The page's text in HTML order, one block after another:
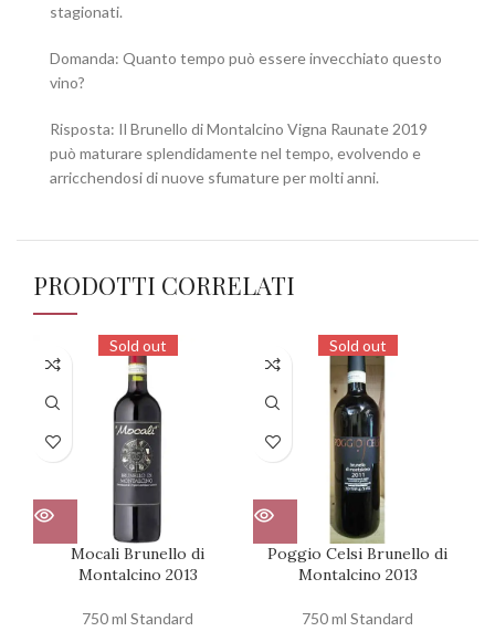
stagionati.
Domanda: Quanto tempo può essere invecchiato questo
vino?
Risposta: Il Brunello di Montalcino Vigna Raunate 2019
può maturare splendidamente nel tempo, evolvendo e
arricchendosi di nuove sfumature per molti anni.
PRODOTTI CORRELATI
Sold out
Mocali Brunello di
Montalcino 2013
750 ml Standard
Sold out
Poggio Celsi Brunello di
Montalcino 2013
750 ml Standard